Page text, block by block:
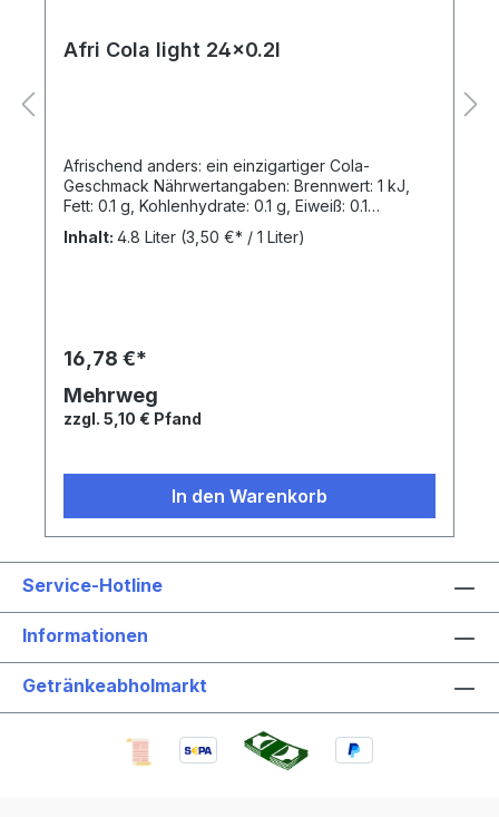
Afri Cola light 24x0.2l
Afrischend anders: ein einzigartiger Cola-
Geschmack Nährwertangaben: Brennwert: 1 kJ,
Fett: 0.1 g, Kohlenhydrate: 0.1 g, Eiweiß: 0.1
g,Zutaten: Wasser, Kohlensäure, Farbstoff E150d,
Säuerungsmittel E330 und E338, Süßungsmittel
Inhalt: 4.8 Liter (3,50 €* / 1 Liter)
16,78 €*
Mehrweg
zzgl. 5,10 € Pfand
In den Warenkorb
Service-Hotline
Informationen
Getränkeabholmarkt